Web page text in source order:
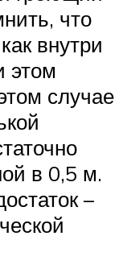
что
внутри
этом
случае
в 0,5 м.
–